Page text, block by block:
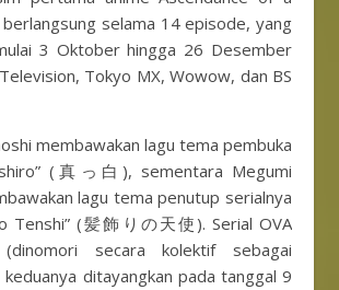
selama 14 episode, yang
3 Oktober hingga 26 Desember
Tokyo MX, Wowow, dan BS
membawakan lagu tema pembuka
(真っ白), sementara Megumi
lagu tema penutup serialnya
Tenshi” (髪飾りの天使). Serial OVA
secara kolektif sebagai
ditayangkan pada tanggal 9